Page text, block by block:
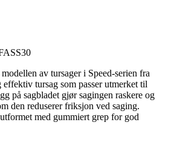
av tursager i Speed-serien fra
tursag som passer utmerket til
på sagbladet gjør sagingen raskere og
den reduserer friksjon ved saging.
med gummiert grep for god